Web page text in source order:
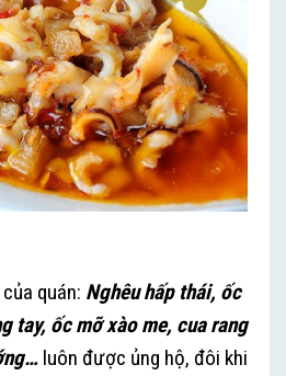
quán: Nghêu hấp thái, ốc
tay, ốc mỡ xào me, cua rang
luôn được ủng hộ, đôi khi